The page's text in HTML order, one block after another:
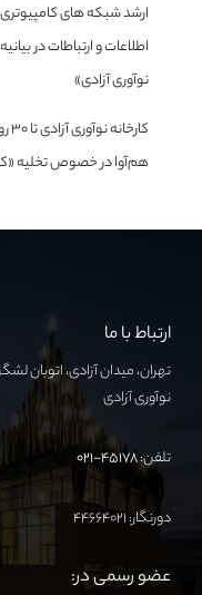
ارشد شبکه های
اطلاعات و ارتباطاتدر
نوآوری آزادی»
کارخانه نوآوری آزادی تا ۳۰ روز دیگر تعطیل می‌شود
هم‌آوا در خصوص تخلیه
ارتباط با ما
نوآوری آزادی
تلفن:۴۵۱۷۸-۰۲۱
دورنگار: ۴۴۶۶۴۰۲۱
عضو رسمی در: